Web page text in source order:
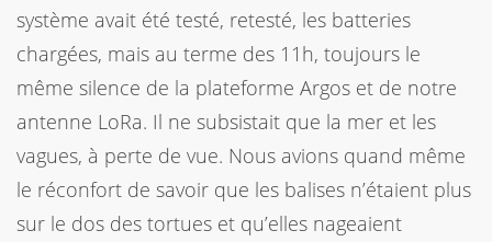
système avait été testé, retesté, les batteries
chargées, mais au terme des 11h, toujours le
même silence de la plateforme Argos et de notre
antenne LoRa. Il ne subsistait que la mer et les
vagues, à perte de vue. Nous avions quand même
le réconfort de savoir que les balises n’étaient plus
sur le dos des tortues et qu’elles nageaient